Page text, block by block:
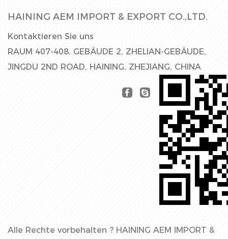
HAINING AEM IMPORT & EXPORT CO.,LTD.
Kontaktieren Sie uns
RAUM 407-408, GEBÄUDE 2, ZHELIAN-GEBÄUDE,
JINGDU 2ND ROAD, HAINING, ZHEJIANG, CHINA
Alle Rechte vorbehalten ? HAINING AEM IMPORT &